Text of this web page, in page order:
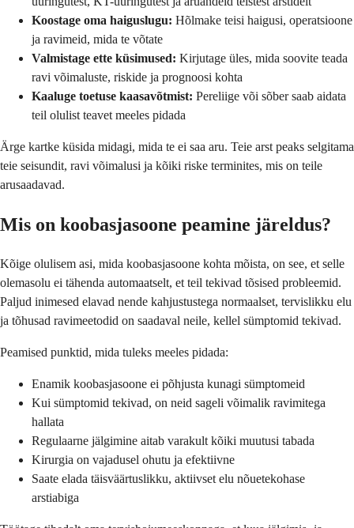
Koostage oma haiguslugu: Hõlmake teisi haigusi, operatsioone
ja ravimeid, mida te võtate
Valmistage ette küsimused: Kirjutage üles, mida soovite teada
ravi võimaluste, riskide ja prognoosi kohta
Kaaluge toetuse kaasavõtmist: Pereliige või sõber saab aidata
teil olulist teavet meeles pidada
Ärge kartke küsida midagi, mida te ei saa aru. Teie arst peaks selgitama
teie seisundit, ravi võimalusi ja kõiki riske terminites, mis on teile
arusaadavad.
Mis on koobasjasoone peamine järeldus?
Kõige olulisem asi, mida koobasjasoone kohta mõista, on see, et selle
olemasolu ei tähenda automaatselt, et teil tekivad tõsised probleemid.
Paljud inimesed elavad nende kahjustustega normaalset, tervislikku elu
ja tõhusad ravimeetodid on saadaval neile, kellel sümptomid tekivad.
Peamised punktid, mida tuleks meeles pidada:
Enamik koobasjasoone ei põhjusta kunagi sümptomeid
Kui sümptomid tekivad, on neid sageli võimalik ravimitega
hallata
Regulaarne jälgimine aitab varakult kõiki muutusi tabada
Kirurgia on vajadusel ohutu ja efektiivne
Saate elada täisväärtuslikku, aktiivset elu nõuetekohase
arstiabiga